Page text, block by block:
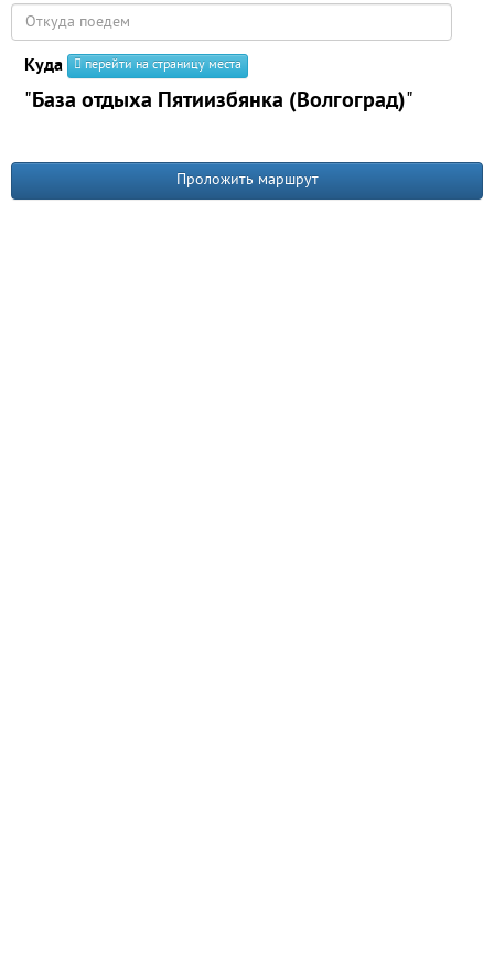
Куда перейти на страницу места
"База отдыха Пятиизбянка (Волгоград)"
Проложить маршрут